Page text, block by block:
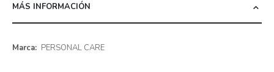
MÁS INFORMACIÓN
Más
PERSONAL CARE